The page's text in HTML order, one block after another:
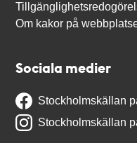
Om kakor på
Sociala medier
Stockholmskällan
Stockholmskällan